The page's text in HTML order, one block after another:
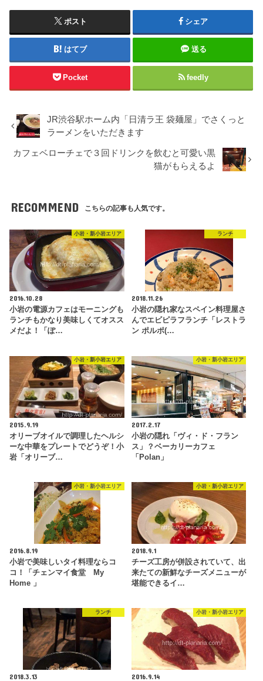
ポスト シェア
はてブ 送る
Pocket feedly
JR渋谷駅ホーム内「日清ラ王 袋麺屋」でさくっと
ラーメンをいただきます
カフェベローチェで３回ドリンクを飲むと可愛い黒
猫がもらえるよ
RECOMMEND こちらの記事も人気です。
小岩・新小岩エリア
2016.10.28
小岩の電源カフェはモーニングも
ランチもかなり美味しくてオスス
メだよ！「ぽ…
ランチ
2018.11.26
小岩の隠れ家なスペイン料理屋さ
んでエビピラフランチ「レストラ
ン ポルポ(…
小岩・新小岩エリア
2015.9.19
オリーブオイルで調理したヘルシ
ーな中華をプレートでどうぞ！小
岩「オリーブ…
小岩・新小岩エリア
2017.2.17
小岩の隠れ「ヴィ・ド・フラン
ス」？ベーカリーカフェ
「Polan」
小岩・新小岩エリア
2016.8.19
小岩で美味しいタイ料理ならコ
コ！「チェンマイ食堂 My
Home 」
小岩・新小岩エリア
2018.9.1
チーズ工房が併設されていて、出
来たての新鮮なチーズメニューが
堪能できるイ…
ランチ
2018.3.13
小岩・新小岩エリア
2016.9.14